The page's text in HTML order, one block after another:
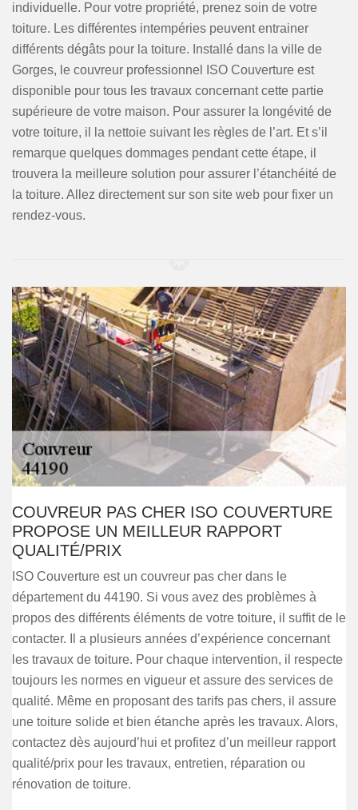
individuelle. Pour votre propriété, prenez soin de votre
toiture. Les différentes intempéries peuvent entrainer
différents dégâts pour la toiture. Installé dans la ville de
Gorges, le couvreur professionnel ISO Couverture est
disponible pour tous les travaux concernant cette partie
supérieure de votre maison. Pour assurer la longévité de
votre toiture, il la nettoie suivant les règles de l’art. Et s’il
remarque quelques dommages pendant cette étape, il
trouvera la meilleure solution pour assurer l’étanchéité de
la toiture. Allez directement sur son site web pour fixer un
rendez-vous.
COUVREUR PAS CHER ISO COUVERTURE
PROPOSE UN MEILLEUR RAPPORT
QUALITÉ/PRIX
ISO Couverture est un couvreur pas cher dans le
département du 44190. Si vous avez des problèmes à
propos des différents éléments de votre toiture, il suffit de le
contacter. Il a plusieurs années d’expérience concernant
les travaux de toiture. Pour chaque intervention, il respecte
toujours les normes en vigueur et assure des services de
qualité. Même en proposant des tarifs pas chers, il assure
une toiture solide et bien étanche après les travaux. Alors,
contactez dès aujourd’hui et profitez d’un meilleur rapport
qualité/prix pour les travaux, entretien, réparation ou
rénovation de toiture.